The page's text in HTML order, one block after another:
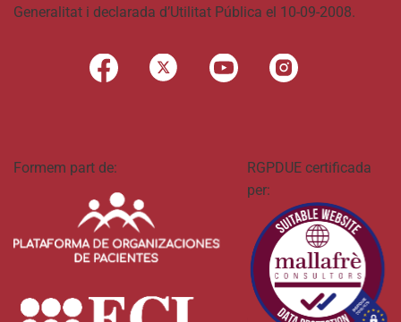
Generalitat i declarada d’Utilitat Pública el 10-09-2008.
Formem part de:
RGPDUE certificada
per: